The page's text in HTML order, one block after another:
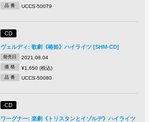
品 番 UCCS-50079
CD
ヴェルディ: 歌劇《椿姫》ハイライツ [SHM-CD]
発売日 2021.08.04
価 格 ¥1,650 (税込)
品 番 UCCS-50080
CD
ワーグナー: 楽劇《トリスタンとイゾルデ》ハイライツ